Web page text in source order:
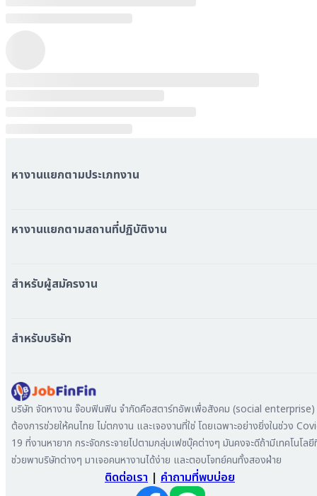
หางานแยกตามประเภทงาน
หมวดหมู่บริษัททั้งหมด
หางานแยกตามสถานที่ปฏิบัติงาน
หางาน กรุงเทพมหานคร
หางาน เชียงใหม่
หางาน สมุทรสาคร
หางาน ระยอง
หางาน สมุทรสาหางาน ภูเก็ต
หางาน พระนครศรีอยุธยา
สำหรับผู้สมัครงาน
เข้าสู่ระบบ
สำหรับบริษัท
ลงประกาศรับสมัครงาน
ค้นหาผู้สมัครงาน
ลงโฆษณา
บริษัท จัดหางาน จ๊อบฟินฟิน จำกัดคือสตาร์ทอัพเพื่อสังคม (social
ต้องการช่วยให้คนไทย ไม่ตกงาน และเจองานที่ใช่ โดยเฉพาะอย่างยิ่งในช่วง
19 ที่งานหายาก กระจัดกระจายไปตามกลุ่มเฟซบุ๊คต่างๆ มันคงจะดีถ้ามีเทคโนโล
ช่วยพาบริษัทต่างๆ มาเจอคนหางานได้ง่าย และตอบโจทย์คนทั้งสองฝ่าย
ติดต่อเรา | คำถามที่พบบ่อย